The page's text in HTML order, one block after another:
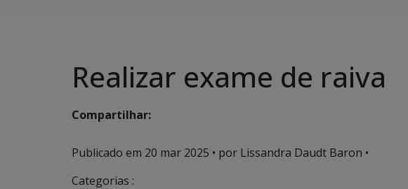
Realizar exame de raiva
Compartilhar:
Publicado em 20 mar 2025 • por Lissandra Daudt Baron •
Categorias :